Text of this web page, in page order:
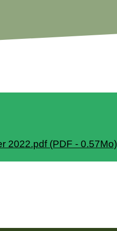
2022.pdf (PDF - 0.57Mo)